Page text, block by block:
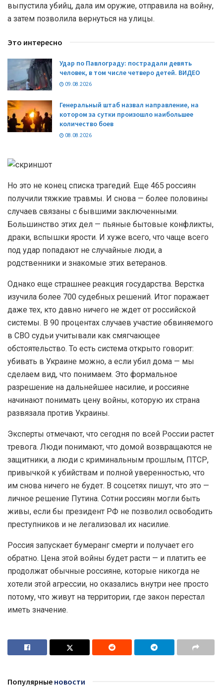
выпустила убийц, дала им оружие, отправила на войну,
а затем позволила вернуться на улицы.
Это интересно
Удар по Павлограду: пострадали девять
человек, в том числе четверо детей. ВИДЕО
09.08.2026
Генеральный штаб назвал направление, на
котором за сутки произошло наибольшее
количество боев
08.08.2026
Но это не конец списка трагедий. Еще 465 россиян
получили тяжкие травмы. И снова — более половины
случаев связаны с бывшими заключенными.
Большинство этих дел — пьяные бытовые конфликты,
драки, вспышки ярости. И хуже всего, что чаще всего
под удар попадают не случайные люди, а
родственники и знакомые этих ветеранов.
Однако еще страшнее реакция государства. Верстка
изучила более 700 судебных решений. Итог поражает
даже тех, кто давно ничего не ждет от российской
системы. В 90 процентах случаев участие обвиняемого
в СВО судьи учитывали как смягчающее
обстоятельство. То есть система открыто говорит:
убивать в Украине можно, а если убил дома — мы
сделаем вид, что понимаем. Это формальное
разрешение на дальнейшее насилие, и россияне
начинают понимать цену войны, которую их страна
развязала против Украины.
Эксперты отмечают, что сегодня по всей России растет
тревога. Люди понимают, что домой возвращаются не
защитники, а люди с криминальным прошлым, ПТСР,
привычкой к убийствам и полной уверенностью, что
им снова ничего не будет. В соцсетях пишут, что это —
личное решение Путина. Сотни россиян могли быть
живы, если бы президент РФ не позволил освободить
преступников и не легализовал их насилие.
Россия запускает бумеранг смерти и получает его
обратно. Цена этой войны будет расти — и платить ее
продолжат обычные россияне, которые никогда не
хотели этой агрессии, но оказались внутри нее просто
потому, что живут на территории, где закон перестал
иметь значение.
Популярные новости